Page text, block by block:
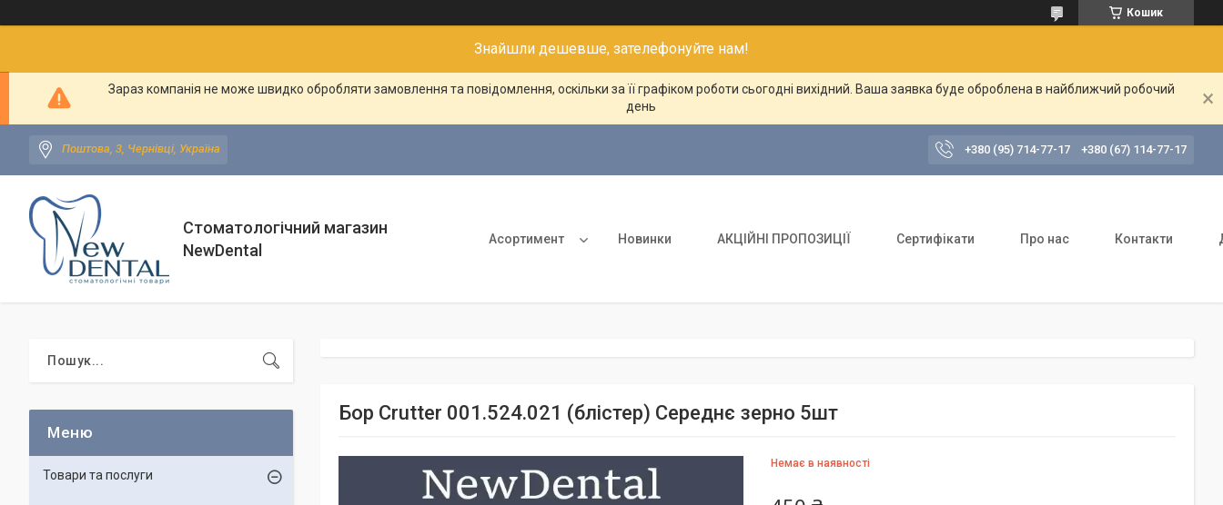
Кошик
Знайшли дешевше, зателефонуйте нам!
Зараз компанія не може швидко обробляти замовлення та повідомлення, оскільки за її графіком роботи сьогодні вихідний. Ваша заявка буде оброблена в найближчий робочий
день
Поштова, 3, Чернівці, Україна +380 (95) 714-77-17 +380 (67) 114-77-17
Стоматологічний магазин
NewDental
Асортимент Новинки АКЦІЙНІ ПРОПОЗИЦІЇ Сертифікати Про нас Контакти
Бор Crutter 001.524.021 (блістер) Середнє зерно 5шт
Немає в наявності
Товари та послуги